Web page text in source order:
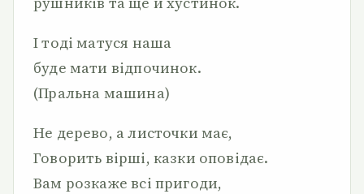
І тоді матуся наша
буде мати відпочинок.
(Пральна машина)
Не дерево, а листочки має,
Говорить вірші, казки оповідає.
Вам розкаже всі пригоди,